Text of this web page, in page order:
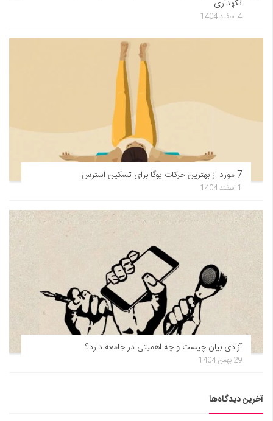
نگهداری
4 اسفند 1404
7 مورد از بهترین حرکات یوگا برای تسکین استرس
1 اسفند 1404
آزادی بیان چیست و چه اهمیتی در جامعه دارد؟
29 بهمن 1404
آخرین دیدگاه‌ها